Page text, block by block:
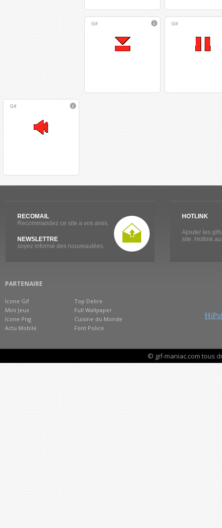
Gif Gif
Gif
RECOMAIL
Recommandez ce site a vos amis.
NEWSLETTRE
soyez informé des nouveautées.
HOTLINK
Ajouter les
site. Hotlink
PARTENAIRE
Icone Gif
Mini Jeux
Icone Png
Actu Mobile
Top Delire
Full Wallpaper
Cuisine du Monde
Font Police
© gif-maniac.com tous